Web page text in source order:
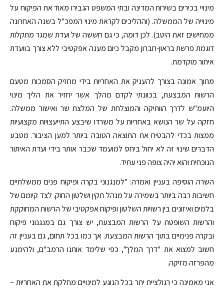
מינויי בכירים בשירות המדינה ובתי המשפט הגבירו מאוד את הפיקוח על
מינוייה של הממשלה. (וההליכים לקראת מינוי המפכ"ל בשנה האחרונה
ממחישים זאת היטב). לכן דומה, כי גם חששה של ועדת שמגר מתקלות
דוגמת פרשת בראון-חברון מקבל כיום מענה אפקטיבי ללא צורך בוועדת
איתור מוקדמת.
מתוך אמונה בצורך להעניק את האחריות בידי מחזיק הסמכות מטעם
הרשות המבצעת, בכוונתי לקדם מהלך אשר יחזיר את הליך מינוי
היועמ"ש לדרך הוותיקה והמוצלחת של המלצת שר ואישור ממשלה.
חזקה על שר הנושא באחריות על משרדו שיבצע התייעצויות מקצועיות
ממצות בכדי להבטיח את התוצאה הטובה ביותר למען הציבור. מטבע
הדברים שינוי זה לא יחול ביחס למועמד שכבר אותר בידי ועדת האיתור
הנוכחית והוא יהיה צופה פני עתיד.
השרה הוסיפה בעניין ואמרה: "למנגנוני בקרה ופיקוח פנים ממשלתיים
חשיבות רבה ביותר בשמירה על מנהל תקין ושלטון החוק. לצד קיומם של
בלמים ואיזונים בין רשויות השלטון ופיקוח אפקטיבי של הרשות המחוקקת
והרשות השופטת על הרשות המבצעת, יש צורך גם במנגנוני פיקוח
ובקרה פנימיים בתוך הרשות המבצעת. אך כמו בכל תחום, גם בעניין זה
חשוב למצוא את "דרך המלך", כפי שלימד אותנו הרמב"ם, ולהימנע
מהפרזה מזיקה.
אני מאמינה כי רגולציית יתר בכל הנוגע למינויים מחלקת את האחריות –